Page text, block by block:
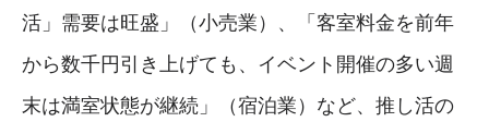
活」需要は旺盛」（小売業）、「客室料金を前年
から数千円引き上げても、イベント開催の多い週
末は満室状態が継続」（宿泊業）など、推し活の